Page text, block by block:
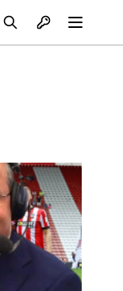
Otvori profil